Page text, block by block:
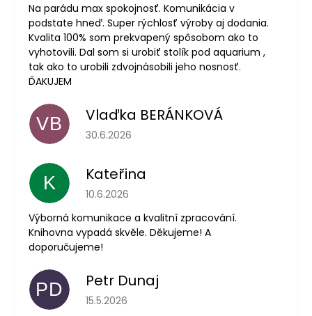
Na parádu max spokojnosť. Komunikácia v
podstate hneď. Super rýchlosť výroby aj dodania.
Kvalita 100% som prekvapený spôsobom ako to
vyhotovili. Dal som si urobiť stolík pod aquarium ,
tak ako to urobili zdvojnásobili jeho nosnosť.
ĎAKUJEM
VB Vlaďka BERÁNKOVÁ
Hodnotenie obchodu je 5 z 5 hviezdičiek.
30.6.2026
K Kateřina
Hodnotenie obchodu je 5 z 5 hviezdičiek.
10.6.2026
Výborná komunikace a kvalitní zpracování.
Knihovna vypadá skvěle. Děkujeme! A
doporučujeme!
PD Petr Dunaj
Hodnotenie obchodu je 5 z 5 hviezdičiek.
15.5.2026